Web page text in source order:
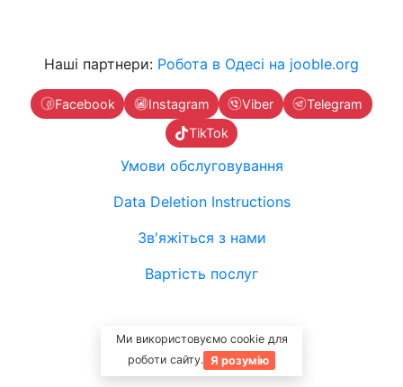
Ми використовуємо cookie для
роботи сайту. Я розумію
Наші партнери: Робота в Одесі на jooble.org
Facebook Instagram Viber
Telegram
TikTok
Умови обслуговування
Data Deletion Instructions
Зв'яжіться з нами
Вартість послуг